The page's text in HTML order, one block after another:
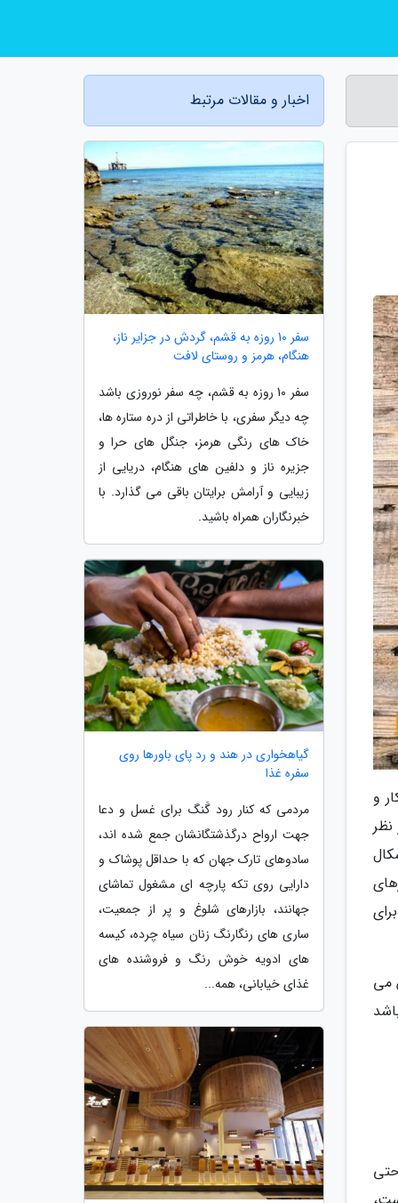
و
می
اخبار و مقالات مرتبط
سفر 10 روزه به قشم، گردش در جزایر ناز،
هنگام، هرمز و روستای لافت
سفر 10 روزه به قشم، چه سفر نوروزی باشد
چه دیگر سفری، با خاطراتی از دره ستاره ها،
خاک های رنگی هرمز، جنگل های حرا و
جزیره ناز و دلفین های هنگام، دریایی از
زیبایی و آرامش برایتان باقی می گذارد. با
خبرنگاران همراه باشید.
گیاهخواری در هند و رد پای باورها روی
سفره غذا
مردمی که کنار رود گَنگ برای غسل و دعا
جهت ارواح درگذشتگانشان جمع شده اند،
سادوهای تارک جهان که با حداقل پوشاک و
دارایی روی تکه پارچه ­ای مشغول تماشای
جهانند، بازارهای شلوغ و پر از جمعیت،
ساری­ های رنگارنگ زنان سیاه چرده، کیسه
­های ادویه خوش رنگ و فروشنده ­های
غذای خیابانی، همه...